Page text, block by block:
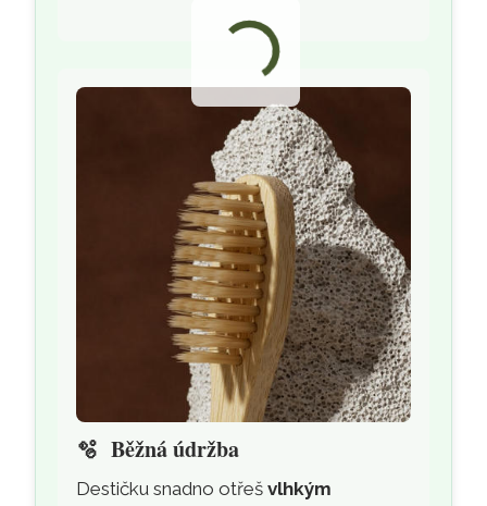
🫧Běžná údržba
Destičku snadno otřešvlhkým